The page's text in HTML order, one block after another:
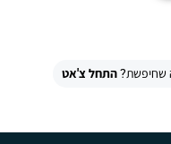
שחיפשת?התחל צ'אט